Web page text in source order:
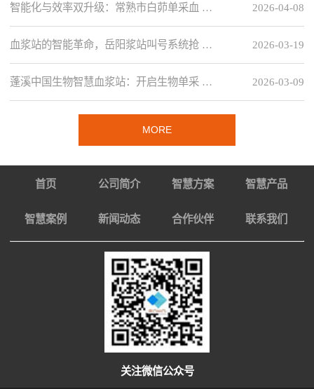
2026-04-08
智能化与效率双升级：常熟市白茆单采血 …
2026-03-19
血浆站的智能革命，岳阳浆站叫号系统抢 …
2026-03-09
蓬溪中国生物智慧血浆站：开启生物单采 …
MORE
首页 公司简介 智慧方案 智慧产品
智慧案例 新闻动态 合作伙伴 联系我们
关注微信公众号